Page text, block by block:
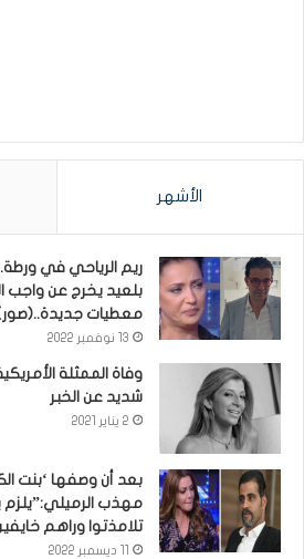
الأشهر
ريم الرياحي في
بلعيد يخرج عن
معطيات
13 نوفمبر 2022
وفاة الممثلة
شديد عن الخبر
2 يناير 2021
بعد أن وصفها ‘بنت
مهذب الرميلي:”يلزم
تلامذتوا وراهم